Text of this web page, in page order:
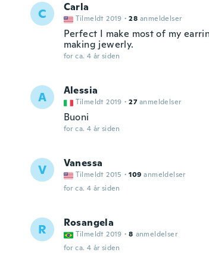
C Carla
Tilmeldt 2019 · 28 anmeldelser
Perfect I make most of my
making jewerly.
for ca. 4 år siden
A Alessia
Tilmeldt 2019 · 27 anmeldelser
Buoni
for ca. 4 år siden
V Vanessa
Tilmeldt 2015 · 109 anmeldelser
for ca. 4 år siden
R Rosangela
Tilmeldt 2019 · 8 anmeldelser
for ca. 4 år siden